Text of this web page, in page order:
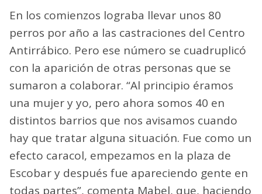
En los comienzos lograba llevar unos 80
perros por año a las castraciones del Centro
Antirrábico. Pero ese número se cuadruplicó
con la aparición de otras personas que se
sumaron a colaborar. “Al principio éramos
una mujer y yo, pero ahora somos 40 en
distintos barrios que nos avisamos cuando
hay que tratar alguna situación. Fue como un
efecto caracol, empezamos en la plaza de
Escobar y después fue apareciendo gente en
todas partes”, comenta Mabel, que, haciendo